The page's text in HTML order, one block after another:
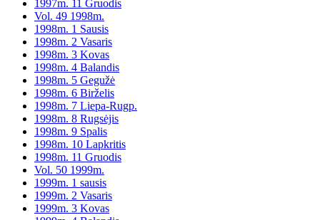
1997m. 11 Gruodis
Vol. 49 1998m.
1998m. 1 Sausis
1998m. 2 Vasaris
1998m. 3 Kovas
1998m. 4 Balandis
1998m. 5 Gegužė
1998m. 6 Birželis
1998m. 7 Liepa-Rugp.
1998m. 8 Rugsėjis
1998m. 9 Spalis
1998m. 10 Lapkritis
1998m. 11 Gruodis
Vol. 50 1999m.
1999m. 1 sausis
1999m. 2 Vasaris
1999m. 3 Kovas